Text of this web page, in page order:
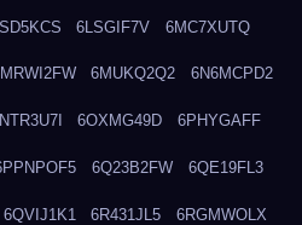
6LSGIF7V 6MC7XUTQ
6MUKQ2Q2 6N6MCPD2
6OXMG49D 6PHYGAFF
6Q23B2FW 6QE19FL3
6QVIJ1K1 6R431JL5 6RGMWOLX